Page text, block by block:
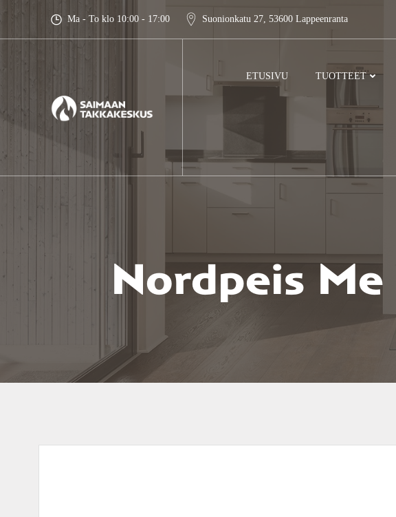
content
Ma - To klo 10:00 - 17:00 Suonionkatu 27, 53600 Lappeenranta
ETUSIVU TUOTTEET
Nordpeis